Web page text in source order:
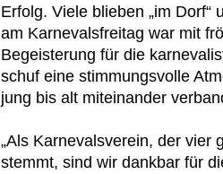
Erfolg. Viele blieben „im
am Karnevalsfreitag war mit
Begeisterung für die
schuf eine stimmungsvolle
jung bis alt miteinander
„Als Karnevalsverein, der vier
stemmt, sind wir dankbar für